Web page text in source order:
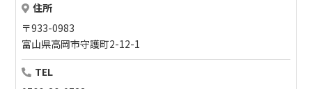
住所
〒933-0983
富山県高岡市守護町2-12-1
TEL